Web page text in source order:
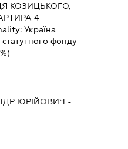
КОЗИЦЬКОГО,
4
Україна
фонду
ЮРІЙОВИЧ -